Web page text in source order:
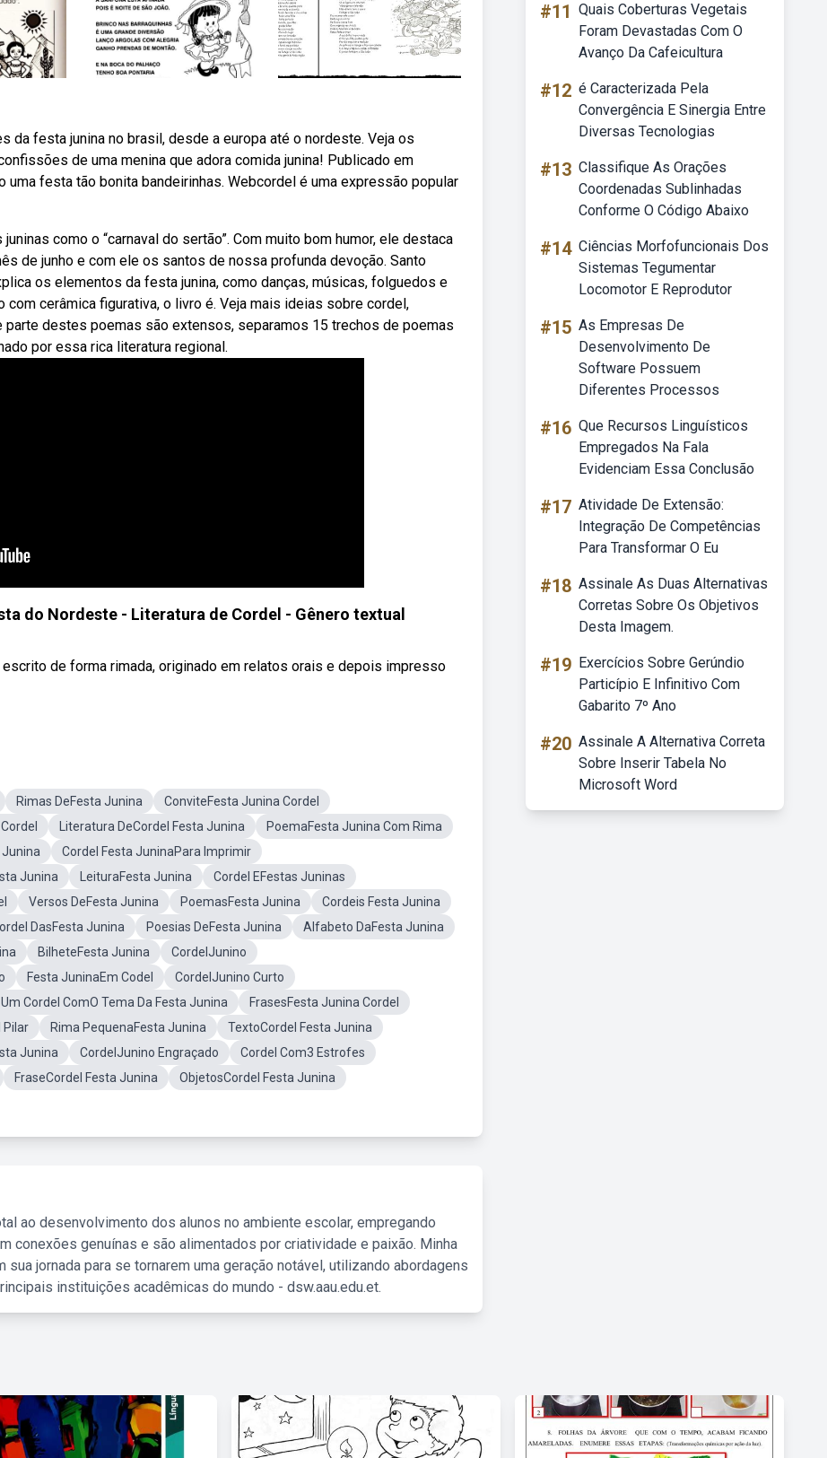
da festa junina no brasil, desde a europa até o nordeste. Veja os
de uma menina que adora comida junina! Publicado em
festa tão bonita bandeirinhas. Webcordel é uma expressão popular
como o “carnaval do sertão”. Com muito bom humor, ele destaca
de junho e com ele os santos de nossa profunda devoção. Santo
os elementos da festa junina, como danças, músicas, folguedos e
cerâmica figurativa, o livro é. Veja mais ideias sobre cordel,
parte destes poemas são extensos, separamos 15 trechos de poemas
por essa rica literatura regional.
do Nordeste - Literatura de Cordel - Gênero textual
de forma rimada, originado em relatos orais e depois impresso
Rimas DeFesta Junina
ConviteFesta Junina Cordel
Literatura DeCordel Festa Junina
PoemaFesta Junina Com Rima
Cordel Festa JuninaPara Imprimir
Junina LeituraFesta Junina
Cordel EFestas Juninas
Versos DeFesta Junina PoemasFesta Junina
Cordeis Festa Junina
DasFesta Junina Poesias DeFesta Junina
Alfabeto DaFesta Junina
BilheteFesta Junina
CordelJunino
Festa JuninaEm Codel
CordelJunino Curto
Cordel ComO Tema Da Festa Junina
FrasesFesta Junina Cordel
Pilar Rima PequenaFesta Junina
TextoCordel Festa Junina
Junina CordelJunino Engraçado
Cordel Com3 Estrofes
FraseCordel Festa Junina
ObjetosCordel Festa Junina
ao desenvolvimento dos alunos no ambiente escolar, empregando
conexões genuínas e são alimentados por criatividade e paixão. Minha
jornada para se tornarem uma geração notável, utilizando abordagens
instituições acadêmicas do mundo - dsw.aau.edu.et.
#11 Quais Coberturas Vegetais
Foram Devastadas Com O
Avanço Da Cafeicultura
#12 é Caracterizada Pela
Convergência E Sinergia Entre
Diversas Tecnologias
#13 Classifique As Orações
Coordenadas Sublinhadas
Conforme O Código Abaixo
#14 Ciências Morfofuncionais Dos
Sistemas Tegumentar
Locomotor E Reprodutor
#15 As Empresas De
Desenvolvimento De
Software Possuem
Diferentes Processos
#16 Que Recursos Linguísticos
Empregados Na Fala
Evidenciam Essa Conclusão
#17 Atividade De Extensão:
Integração De Competências
Para Transformar O Eu
#18 Assinale As Duas Alternativas
Corretas Sobre Os Objetivos
Desta Imagem.
#19 Exercícios Sobre Gerúndio
Particípio E Infinitivo Com
Gabarito 7º Ano
#20 Assinale A Alternativa Correta
Sobre Inserir Tabela No
Microsoft Word